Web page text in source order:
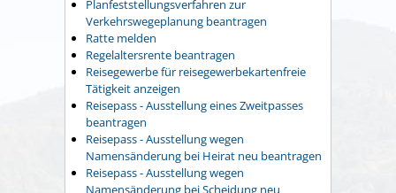
Planfeststellungsverfahren zur
Verkehrswegeplanung beantragen
Ratte melden
Regelaltersrente beantragen
Reisegewerbe für reisegewerbekartenfreie
Tätigkeit anzeigen
Reisepass - Ausstellung eines Zweitpasses
beantragen
Reisepass - Ausstellung wegen
Namensänderung bei Heirat neu beantragen
Reisepass - Ausstellung wegen
Namensänderung bei Scheidung neu